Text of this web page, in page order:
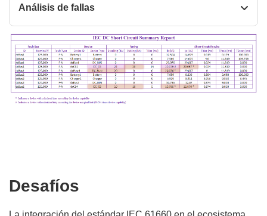
Análisis de fallas
Desafíos